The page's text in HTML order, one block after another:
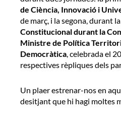
de Ciència, Innovació i
de març, i la segona, durant la
Constitucional durant la
Ministre de Política
Democràtica , celebrada el
respectives rèpliques dels
Un plaer estrenar-nos en
desitjant que hi hagi moltes